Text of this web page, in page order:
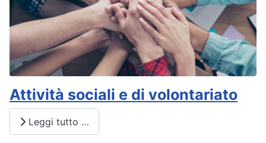
Attività sociali e di volontariato
Leggi tutto …